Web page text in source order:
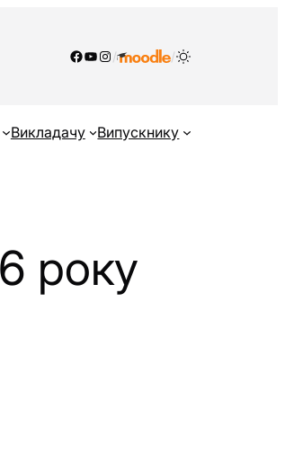
Facebook
YouTube
Instagram
/ /
Викладачу Випускнику
року